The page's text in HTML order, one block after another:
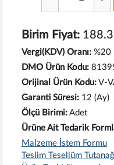
Birim Fiyat:
Vergi(KDV) Oranı: %20
DMO Ürün Kodu:
Orijinal Ürün Kodu: V-
Garanti Süresi: 12 (Ay)
Ölçü Birimi: Adet
Ürüne Ait Tedarik
Malzeme İstem Formu
Teslim Tesellüm